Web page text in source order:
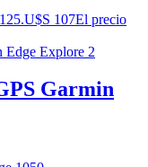
U$S 107El precio
Garmin